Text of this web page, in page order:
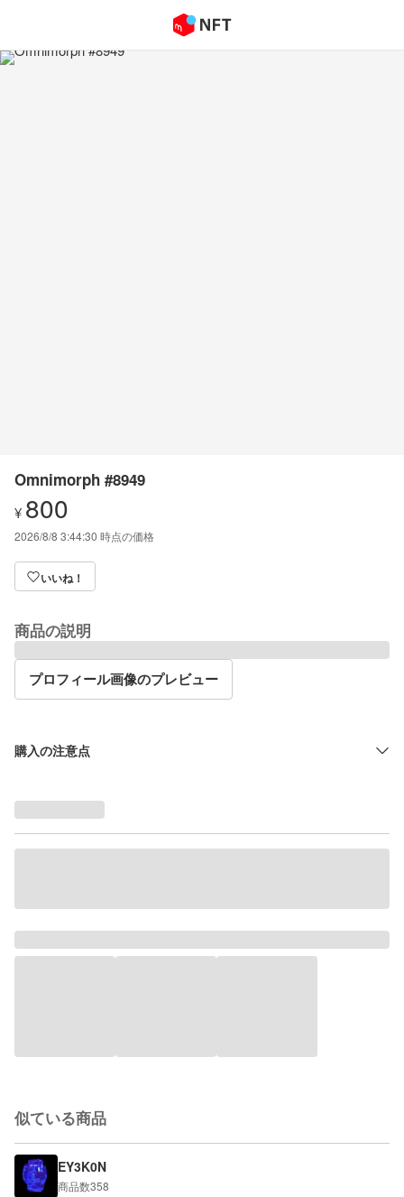
Omnimorph #8949
¥ 800
2026/8/8 3:44:30 時点の価格
いいね！
商品の説明
プロフィール画像のプレビュー
購入の注意点
似ている商品
EY3K0N
商品数358